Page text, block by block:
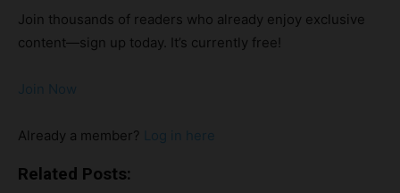
Nature）。 但在这片郁郁葱葱的口号背后，隐藏着一个更为
复杂的现实。 亮点绿意背后的代价：生物多样性的悄然衰退
导者绿色金融，能否弥补城市扩张的代价？新加坡的绿色声誉
https://open.spotify.com/episode/2x6YnaB0VanC9P4AOx
的悄然衰退 自殖民时代以来，新加坡已经失去了95%的原始
Join thousands of readers who already enjoy exclusive
content—sign up today. It’s currently free!
Join Now
Already a member? Log in here
Related Posts: